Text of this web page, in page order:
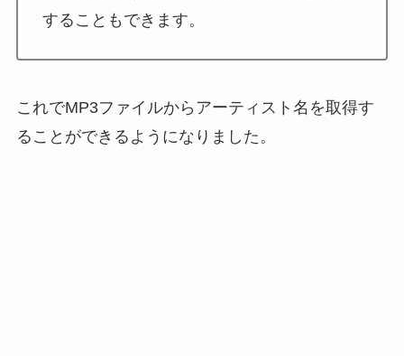
することもできます。
これでMP3ファイルからアーティスト名を取得す
ることができるようになりました。